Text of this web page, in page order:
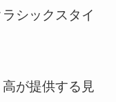
シックスタイ
が提供する見